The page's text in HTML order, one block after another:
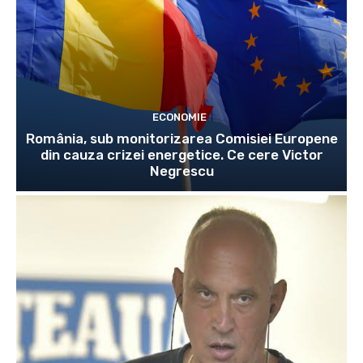
ECONOMIE
România, sub monitorizarea Comisiei Europene
din cauza crizei energetice. Ce cere Victor
Negrescu